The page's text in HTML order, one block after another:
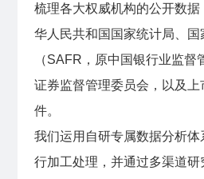
梳理各大权威机构的公开数据
华人民共和国国家统计局、
（SAFR，原中国银行业监督
证券监督管理委员会，以及上
件。
我们运用自研专属数据分析
行加工处理，并通过多渠道